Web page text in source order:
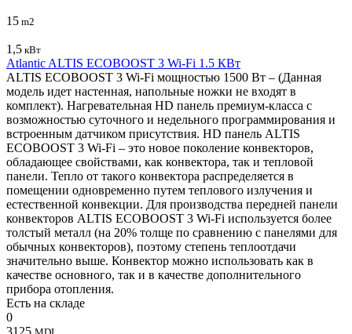
15 m2
1,5 кВт
Atlantic ALTIS ECOBOOST 3 Wi-Fi 1.5 КВт
ALTIS ECOBOOST 3 Wi-Fi мощностью 1500 Вт – (Данная
модель идет настенная, напольные ножки не входят в
комплект). Нагревательная HD панель премиум-класса с
возможностью суточного и недельного программирования и
встроенным датчиком присутствия. HD панель ALTIS
ECOBOOST 3 Wi-Fi – это новое поколение конвекторов,
обладающее свойствами, как конвектора, так и тепловой
панели. Тепло от такого конвектора распределяется в
помещении одновременно путем теплового излучения и
естественной конвекции. Для производства передней панели
конвекторов ALTIS ECOBOOST 3 Wi-Fi используется более
толстый металл (на 20% толще по сравнению с панелями для
обычных конвекторов), поэтому степень теплоотдачи
значительно выше. Конвектор можно использовать как в
качестве основного, так и в качестве дополнительного
прибора отопления.
Есть на складе
0
3125